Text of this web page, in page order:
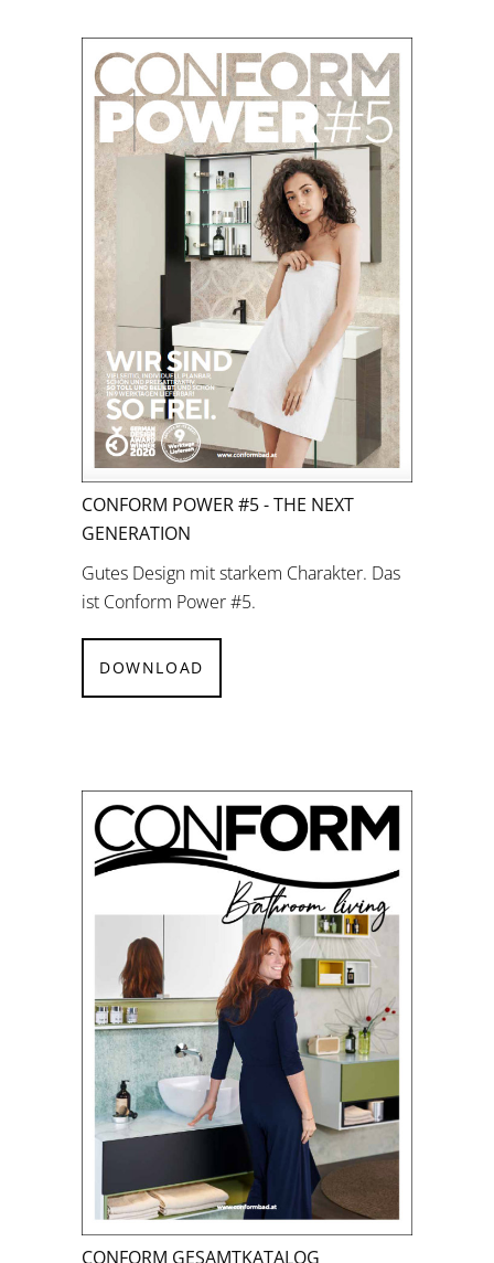
CONFORM POWER #5 - THE NEXT
GENERATION
Gutes Design mit starkem Charakter. Das
ist Conform Power #5.
DOWNLOAD
CONFORM GESAMTKATALOG